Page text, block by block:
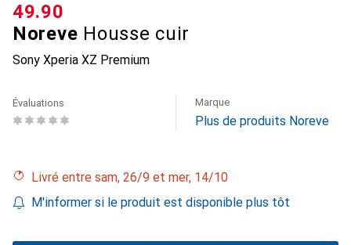
Noreve Housse cuir
Sony Xperia XZ Premium
CHF
49.90
Évaluations Marque
Plus de produits Noreve
Livré entre sam, 26/9 et mer, 14/10
M'informer si le produit est disponible plus tôt